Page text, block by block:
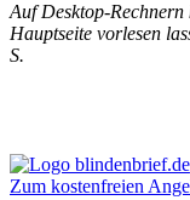
Auf Desktop-
Hauptseite vorlesen
S.
Zum kostenfreien